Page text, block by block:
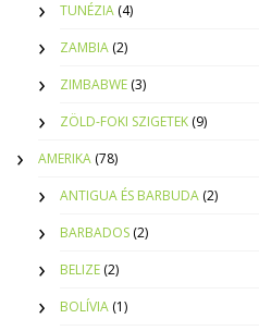
TUNÉZIA (4)
ZAMBIA (2)
ZIMBABWE (3)
ZÖLD-FOKI SZIGETEK (9)
AMERIKA (78)
ANTIGUA ÉS BARBUDA (2)
BARBADOS (2)
BELIZE (2)
BOLÍVIA (1)